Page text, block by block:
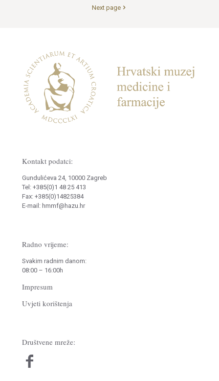
Next page
Kontakt podatci:
Gundulićeva 24, 10000 Zagreb
Tel: +385(0)1 48 25 413
Fax: +385(0)14825384
E-mail: hmmf@hazu.hr
Radno vrijeme:
Svakim radnim danom:
08:00 – 16:00h
Impresum
Uvjeti korištenja
Društvene mreže: